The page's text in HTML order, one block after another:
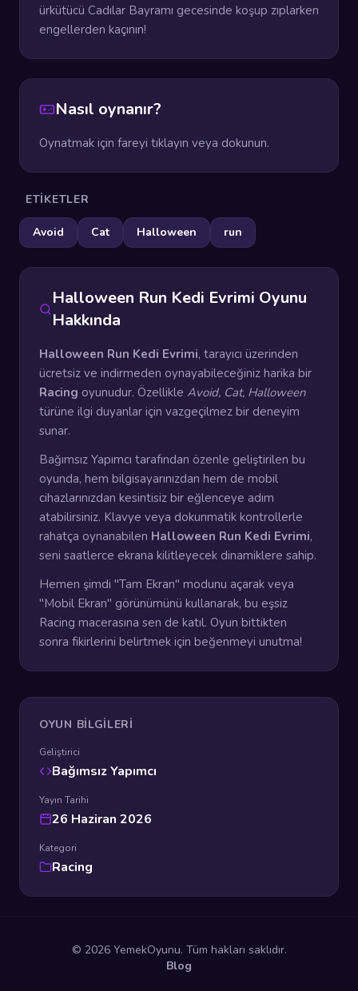
ürkütücü Cadılar Bayramı gecesinde koşup zıplarken
engellerden kaçının!
Nasıl oynanır?
Oynatmak için fareyi tıklayın veya dokunun.
ETIKETLER
Avoid Cat Halloween run
Halloween Run Kedi Evrimi Oyunu
Hakkında
Halloween Run Kedi Evrimi, tarayıcı üzerinden
ücretsiz ve indirmeden oynayabileceğiniz harika bir
Racing oyunudur. Özellikle Avoid, Cat, Halloween
türüne ilgi duyanlar için vazgeçilmez bir deneyim
sunar.
Bağımsız Yapımcı tarafından özenle geliştirilen bu
oyunda, hem bilgisayarınızdan hem de mobil
cihazlarınızdan kesintisiz bir eğlenceye adım
atabilirsiniz. Klavye veya dokunmatik kontrollerle
rahatça oynanabilen Halloween Run Kedi Evrimi,
seni saatlerce ekrana kilitleyecek dinamiklere sahip.
Hemen şimdi "Tam Ekran" modunu açarak veya
"Mobil Ekran" görünümünü kullanarak, bu eşsiz
Racing macerasına sen de katıl. Oyun bittikten
sonra fikirlerini belirtmek için beğenmeyi unutma!
OYUN BILGILERI
Geliştirici
Bağımsız Yapımcı
Yayın Tarihi
26 Haziran 2026
Kategori
Racing
© 2026 YemekOyunu. Tüm hakları saklıdır.
Blog